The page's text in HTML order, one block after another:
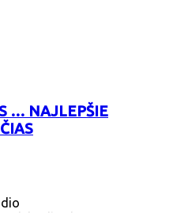
… NAJLEPŠIE